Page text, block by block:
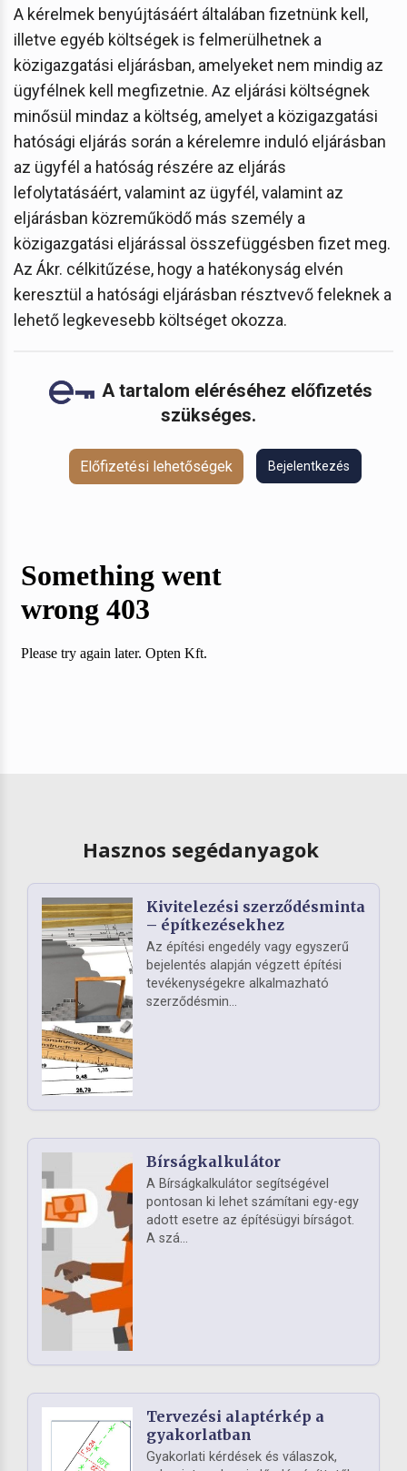
A kérelmek benyújtásáért általában fizetnünk kell,
illetve egyéb költségek is felmerülhetnek a
közigazgatási eljárásban, amelyeket nem mindig az
ügyfélnek kell megfizetnie. Az eljárási költségnek
minősül mindaz a költség, amelyet a közigazgatási
hatósági eljárás során a kérelemre induló eljárásban
az ügyfél a hatóság részére az eljárás
lefolytatásáért, valamint az ügyfél, valamint az
eljárásban közreműködő más személy a
közigazgatási eljárással összefüggésben fizet meg.
Az Ákr. célkitűzése, hogy a hatékonyság elvén
keresztül a hatósági eljárásban résztvevő feleknek a
lehető legkevesebb költséget okozza.
A tartalom eléréséhez előfizetés
szükséges.
Előfizetési lehetőségek Bejelentkezés
Hasznos segédanyagok
Kivitelezési szerződésminta
– építkezésekhez
Az építési engedély vagy egyszerű
bejelentés alapján végzett építési
tevékenységekre alkalmazható
szerződésmin...
Bírságkalkulátor
A Bírságkalkulátor segítségével
pontosan ki lehet számítani egy-egy
adott esetre az építésügyi bírságot.
A szá...
Tervezési alaptérkép a
gyakorlatban
Gyakorlati kérdések és válaszok,